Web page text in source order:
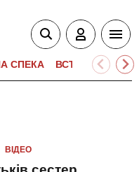
СПЕКА ВСТУПНА
ВІДЕО